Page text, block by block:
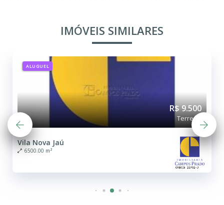
IMÓVEIS SIMILARES
ALUGUEL
R$ 9.500
Terreno
Vila Nova Jaú
6500.00 m²